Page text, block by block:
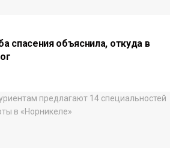
спасения объяснила, откуда в